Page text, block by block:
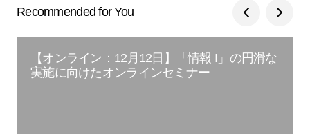
Recommended for You
【オンライン：12月12日】「情報 I」の円滑な
実施に向けたオンラインセミナー